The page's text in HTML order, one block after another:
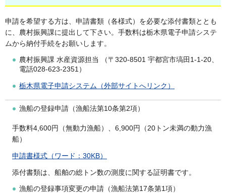
申請を希望する方は、申請書類（各様式）を必要な添付書類ととも
に、農村振興課に提出して下さい。手数料は栃木県電子申請システ
ムから納付手続をお願いします。
農村振興課 水産資源担当 （〒320-8501 宇都宮市塙田1-1-20、
電話028-623-2351）
栃木県電子申請システム（外部サイトへリンク）
漁船の登録申請（漁船法第10条第2項）
手数料4,600円（無動力漁船）、6,900円（20トン未満の動力漁
船）
申請書様式（ワード：30KB）
添付書類は、船舶の総トン数の測度に関する証明書です。
漁船の登録事項変更の申請（漁船法第17条第1項）